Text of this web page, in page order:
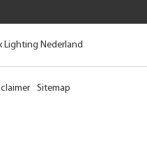
Lighting Nederland
Sitemap